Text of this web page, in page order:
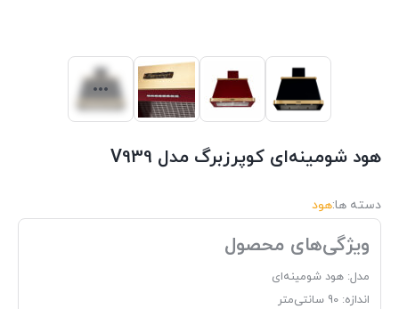
هود شومینه‌ای کوپرزبرگ مدل V939
دسته ها:هود
ویژگی‌های محصول
مدل: هود شومینه‌ای
اندازه: 90 سانتی‌متر